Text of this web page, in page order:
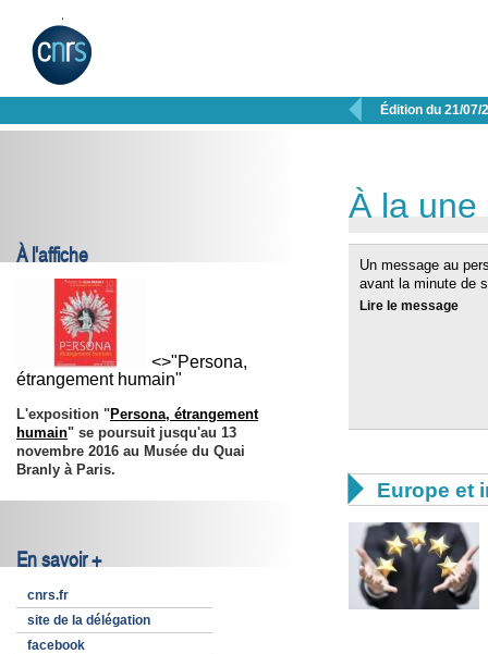
 Édition du 21/07/
À l'affiche
<>"Persona,
étrangement humain"
L'exposition "Persona, étrangement
humain" se poursuit jusqu'au 13
novembre 2016 au Musée du Quai
Branly à Paris.
En savoir +
cnrs.fr
site de la délégation
facebook
À la une
Un message au
avant la minute de
Lire le message
 Europe et